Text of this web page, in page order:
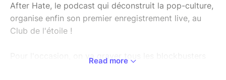
After Hate, le podcast qui déconstruit la pop-culture,
organise enfin son premier enregistrement live, au
Club de l'étoile !
Pour l'occasion, on va graver tous les blockbusters
Read more